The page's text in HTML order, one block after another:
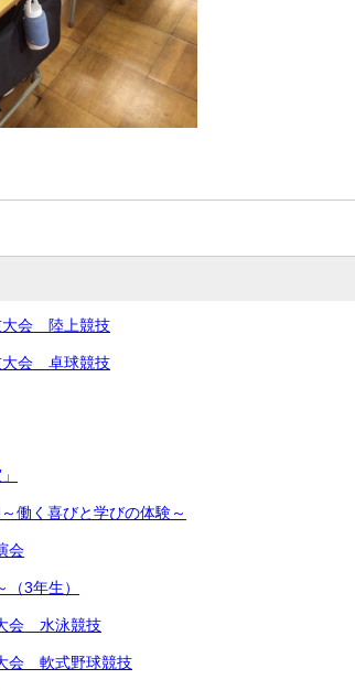
大会 陸上競技
大会 卓球競技
働く喜びと学びの体験～
会
3年生）
会 水泳競技
会 軟式野球競技